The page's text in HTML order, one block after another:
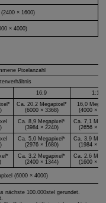
× 1600)
× 4000)
Pixelanzahl
16:9 1:1
Ca. 20,2 Megapixel*
(6000 × 3368)
16,0
(4000 ×
Ca. 8,9 Megapixel*
(3984 × 2240)
Ca. 7,1
(2656 ×
Ca. 5,0 Megapixel*
(2976 × 1680)
Ca. 3,9
(1984 ×
Ca. 3,2 Megapixel*
(2400 × 1344)
Ca. 2,6
(1600 ×
(6000 × 4000)
nächste 100.000stel gerundet.